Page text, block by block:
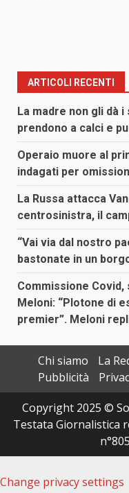
ARTICOLI RECENTI
La madre non gli dà
prendono a calci e
Operaio muore al
indagati per
La Russa attacca
centrosinistra, il
“Vai via dal nostro
bastonate in un
Commissione
Meloni: “Plotone di
premier”. Meloni
Chi siamo
La
Pubblicità
Copyright 2025 ©
Testata Giornalistica
Change privacy settings